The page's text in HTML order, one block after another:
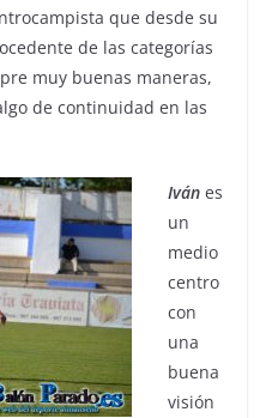
que desde su
de las categorías
muy buenas maneras,
de continuidad en las
Iván es
un
medio
centro
con
una
buena
visión